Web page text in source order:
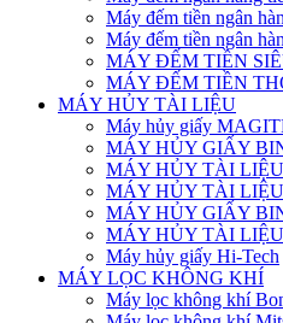
Máy đếm tiền ngân
Máy đếm tiền ngân
MÁY ĐẾM TIỀN
MÁY ĐẾM TIỀN
MÁY HỦY TÀI LIỆU
Máy hủy giấy
MÁY HỦY GIẤY
MÁY HỦY TÀI
MÁY HỦY TÀI
MÁY HỦY GIẤY
MÁY HỦY TÀI
Máy hủy giấy Hi-Tech
MÁY LỌC KHÔNG KHÍ
Máy lọc không khí